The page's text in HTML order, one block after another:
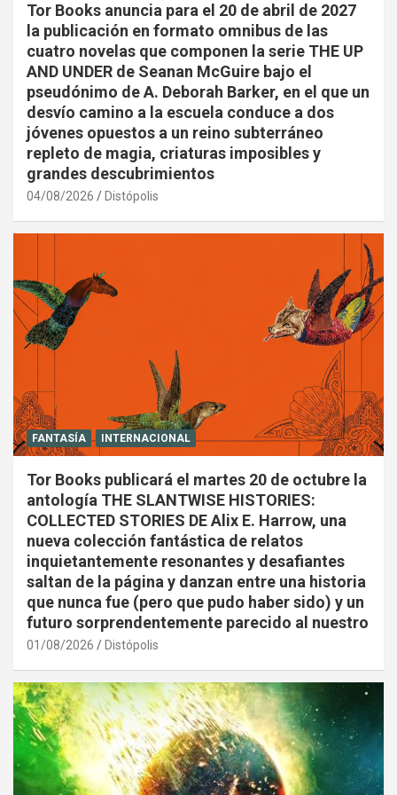
Tor Books anuncia para el 20 de abril de 2027
la publicación en formato omnibus de las
cuatro novelas que componen la serie THE UP
AND UNDER de Seanan McGuire bajo el
pseudónimo de A. Deborah Barker, en el que un
desvío camino a la escuela conduce a dos
jóvenes opuestos a un reino subterráneo
repleto de magia, criaturas imposibles y
grandes descubrimientos
04/08/2026 Distópolis
FANTASÍA INTERNACIONAL
Tor Books publicará el martes 20 de octubre la
antología THE SLANTWISE HISTORIES:
COLLECTED STORIES DE Alix E. Harrow, una
nueva colección fantástica de relatos
inquietantemente resonantes y desafiantes
saltan de la página y danzan entre una historia
que nunca fue (pero que pudo haber sido) y un
futuro sorprendentemente parecido al nuestro
01/08/2026 Distópolis